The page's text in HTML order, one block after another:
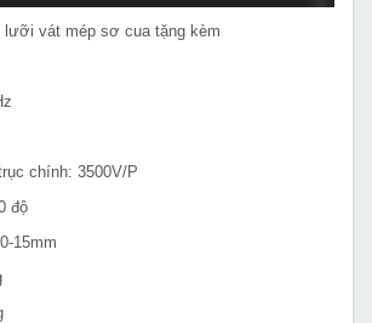
lưỡi vát mép sơ cua tặng kèm
chính: 3500V/P
độ
15mm